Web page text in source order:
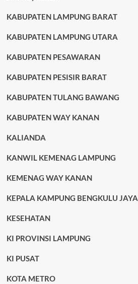
KABUPATEN LAMPUNG BARAT
KABUPATEN LAMPUNG UTARA
KABUPATEN PESAWARAN
KABUPATEN PESISIR BARAT
KABUPATEN TULANG BAWANG
KABUPATEN WAY KANAN
KALIANDA
KANWIL KEMENAG LAMPUNG
KEMENAG WAY KANAN
KEPALA KAMPUNG BENGKULU JAYA
KESEHATAN
KI PROVINSI LAMPUNG
KI PUSAT
KOTA METRO